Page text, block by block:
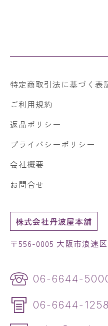
特定商取引法に基づく表
ご利用規約
返品ポリシー
プライバシーポリシー
会社概要
お問合せ
株式会社丹波屋本舗
〒556-0005 大阪市浪速
06-6644-
06-6644-1258